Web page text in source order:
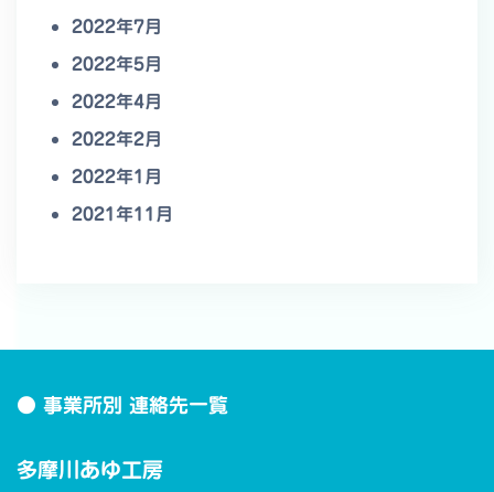
2022年7月
2022年5月
2022年4月
2022年2月
2022年1月
2021年11月
● 事業所別 連絡先一覧
多摩川あゆ工房